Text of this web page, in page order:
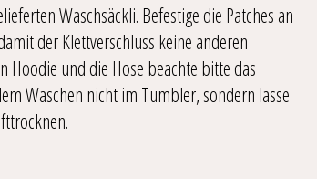
Waschsäckli. Befestige die Patches an
der Klettverschluss keine anderen
Hoodie und die Hose beachte bitte das
Waschen nicht im Tumbler, sondern lasse